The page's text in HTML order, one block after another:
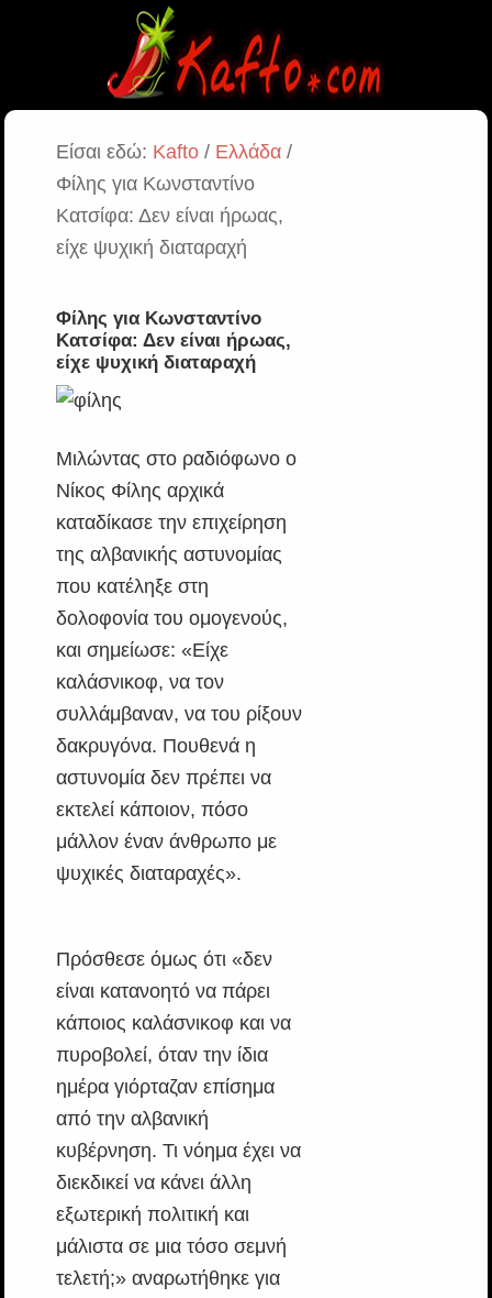
Είσαι εδώ: Kafto/ Ελλάδα/
Φίλης για Κωνσταντίνο
Κατσίφα: Δεν είναι ήρωας,
είχε ψυχική διαταραχή
Φίλης για Κωνσταντίνο
Κατσίφα: Δεν είναι ήρωας,
είχε ψυχική διαταραχή
Μιλώντας στο ραδιόφωνο ο
Νίκος Φίλης αρχικά
καταδίκασε την επιχείρηση
της αλβανικής αστυνομίας
που κατέληξε στη
δολοφονία του ομογενούς,
και σημείωσε: «Είχε
καλάσνικοφ, να τον
συλλάμβαναν, να του ρίξουν
δακρυγόνα. Πουθενά η
αστυνομία δεν πρέπει να
εκτελεί κάποιον, πόσο
μάλλον έναν άνθρωπο με
ψυχικές διαταραχές».
Πρόσθεσε όμως ότι «δεν
είναι κατανοητό να πάρει
κάποιος καλάσνικοφ και να
πυροβολεί, όταν την ίδια
ημέρα γιόρταζαν επίσημα
από την αλβανική
κυβέρνηση. Τι νόημα έχει να
διεκδικεί να κάνει άλλη
εξωτερική πολιτική και
μάλιστα σε μια τόσο σεμνή
τελετή;» αναρωτήθηκε για